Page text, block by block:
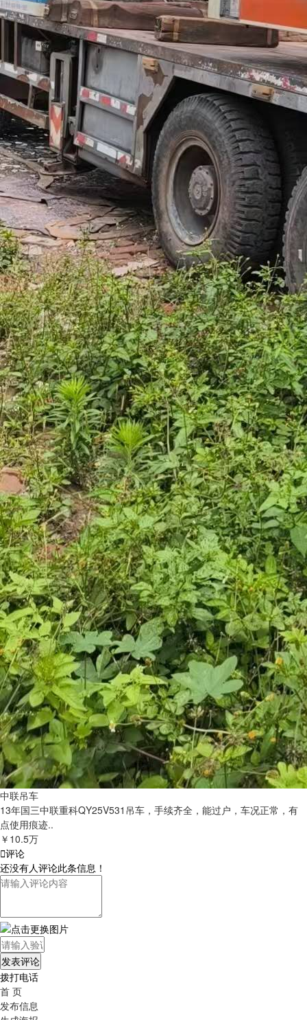
中联吊车
13年国三中联重科QY25V531吊车，手续齐全，能过户，车况正常，有
点使用痕迹..
￥10.5万
评论
还没有人评论此条信息！
拨打电话
首 页
发布信息